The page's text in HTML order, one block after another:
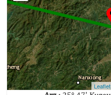
Leaflet